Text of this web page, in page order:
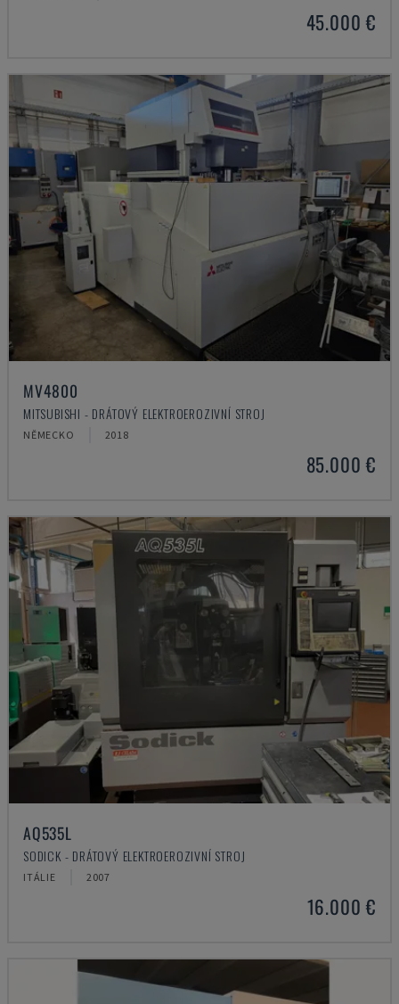
45.000 €
MV4800
MITSUBISHI - DRÁTOVÝ ELEKTROEROZIVNÍ STROJ
NĚMECKO 2018
85.000 €
AQ535L
SODICK - DRÁTOVÝ ELEKTROEROZIVNÍ STROJ
ITÁLIE 2007
16.000 €